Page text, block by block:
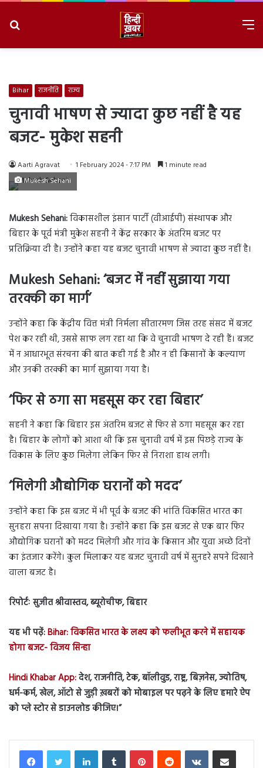
Bihar राजनीति राज्य
चुनावी भाषण से ज्यादा कुछ नहीं है यह
बजट- मुकेश सहनी
Aarti Agravat 1 February 2024 - 7:17 PM 1 minute read
Mukesh Sehani
Mukesh Sehani:विकासशील इंसान पार्टी (वीआईपी) संस्थापक और
बिहार के पूर्व मंत्री मुकेश सहनी ने केंद्र सरकार के अंतरिम बजट पर
प्रतिक्रिया दी है। उन्होंने कहा यह बजट चुनावी भाषण से ज्यादा कुछ नहीं है।
Mukesh Sehani:‘बजट में नहीं सुझाया गया
तरक्की का मार्ग’
उन्होंने कहा कि केंद्रीय वित्त मंत्री निर्मला सीतारमण जिस तरह संसद में बजट
पेश कर रही थी, उससे साफ लग रहा था कि वे चुनावी भाषण दे रही हैं। बजट
में न आधारभूत संरचना की बात कही गई है और न ही किसानों के कल्याण
और उनकी तरक्की का मार्ग सुझाया गया है।
‘फिर से ठगा सा महसूस कर रहा बिहार’
सहनी ने कहा कि बिहार इस अंतरिम बजट से फिर से ठगा महसूस कर रहा
है। बिहार के लोगों को आशा थी कि इस चुनावी वर्ष में इस पिछड़े राज्य के
विकास के लिए कुछ मिलेगा लेकिन फिर से निराशा हाथ लगी।
‘मिलेगी औद्योगिक घरानों को मदद’
उन्होंने कहा कि इस बजट में भी पूर्व के बजट की भांति विकसित भारत का
सुनहरा सपना दिखाया गया है। उन्होंने कहा कि इस बजट से एक बार फिर
औद्योगिक घरानों को मदद मिलेगी और गांव के किसान और युवा अच्छे दिनों
का इंतजार करेंगे। कुल मिलाकर यह बजट चुनावी वर्ष में सुनहरे सपने दिखाने
वाला बजट है।
रिपोर्टः सुजीत श्रीवास्तव, ब्यूरोचीफ, बिहार
यह भी पढ़ें:Bihar: विकसित भारत के लक्ष्य को फलीभूत करने में सहायक
होगा बजट- विजय सिन्हा
Hindi Khabar App:देश, राजनीति, टेक, बॉलीवुड, राष्ट्र, बिज़नेस, ज्योतिष,
धर्म-कर्म, खेल, ऑटो से जुड़ी ख़बरों को मोबाइल पर पढ़ने के लिए हमारे ऐप
को प्ले स्टोर से डाउनलोड कीजिए।”
LinkedInTumblr PinterestReddit VKontakteShare via Email